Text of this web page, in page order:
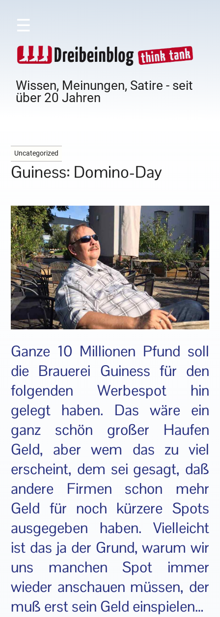
☰
Wissen, Meinungen, Satire - seit
über 20 Jahren
Uncategorized
Guiness: Domino-Day
Ganze 10 Millionen Pfund soll
die Brauerei Guiness für den
folgenden Werbespot hin
gelegt haben. Das wäre ein
ganz schön großer Haufen
Geld, aber wem das zu viel
erscheint, dem sei gesagt, daß
andere Firmen schon mehr
Geld für noch kürzere Spots
ausgegeben haben. Vielleicht
ist das ja der Grund, warum wir
uns manchen Spot immer
wieder anschauen müssen, der
muß erst sein Geld einspielen…